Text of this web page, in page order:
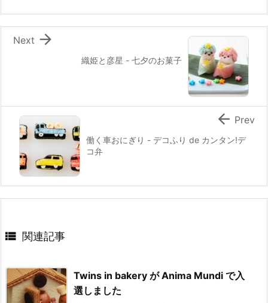
k
織姫と彦星 - 七夕のお菓子

Next
働く車おにぎり - デコふり de カンタン!デ
コ弁
 Prev
 関連記事
Twins in bakery が Anima Mundi で入
選しました